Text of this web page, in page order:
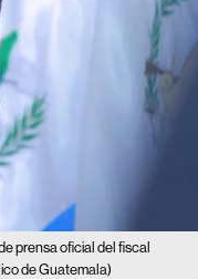
prensa oficial del fiscal
de Guatemala)